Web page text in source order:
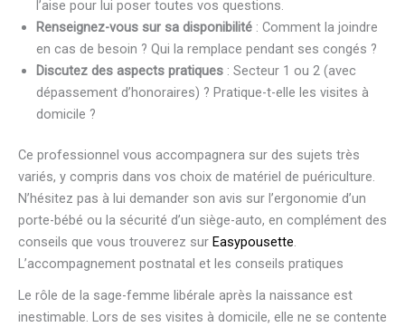
l’aise pour lui poser toutes vos questions.
Renseignez-vous sur sa disponibilité : Comment la joindre
en cas de besoin ? Qui la remplace pendant ses congés ?
Discutez des aspects pratiques : Secteur 1 ou 2 (avec
dépassement d’honoraires) ? Pratique-t-elle les visites à
domicile ?
Ce professionnel vous accompagnera sur des sujets très
variés, y compris dans vos choix de matériel de puériculture.
N’hésitez pas à lui demander son avis sur l’ergonomie d’un
porte-bébé ou la sécurité d’un siège-auto, en complément des
conseils que vous trouverez sur Easypousette.
L’accompagnement postnatal et les conseils pratiques
Le rôle de la sage-femme libérale après la naissance est
inestimable. Lors de ses visites à domicile, elle ne se contente